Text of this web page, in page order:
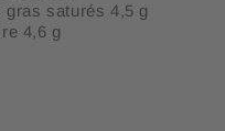
gras saturés 4,5 g
4,6 g